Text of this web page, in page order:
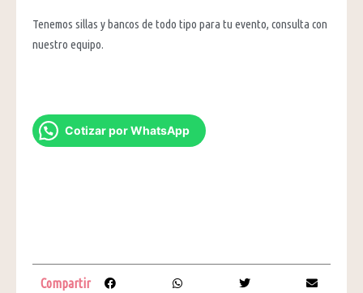
Tenemos sillas y bancos de todo tipo para tu evento, consulta con
nuestro equipo.
Cotizar por WhatsApp
Compartir